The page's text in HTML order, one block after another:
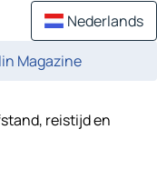
Nederlands
Magazine
reistijd en